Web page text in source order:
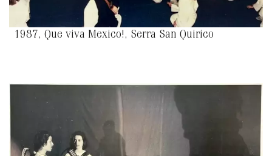
1987, Que viva Mexico!, Serra San Quirico